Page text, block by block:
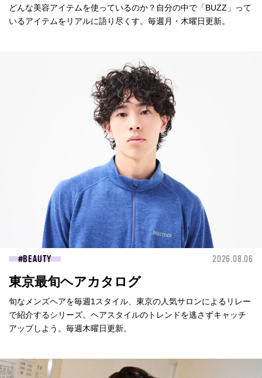
どんな美容アイテムを使っているのか？自分の中で「BUZZ」って
いるアイテムをリアルに語り尽くす。毎週月・木曜日更新。
BEAUTY 2026.08.06
東京最旬ヘアカタログ
旬なメンズヘアを毎週1スタイル、東京の人気サロンによるリレー
で紹介するシリーズ。ヘアスタイルのトレンドを逃さずキャッチ
アップしよう。毎週木曜日更新。